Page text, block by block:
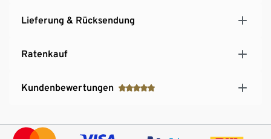
Lieferung & Rücksendung
Ratenkauf
Kundenbewertungen